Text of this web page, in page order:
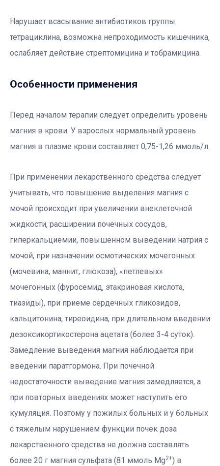
Нарушает всасывание антибиотиков группы
тетрациклина, возможна непроходимость кишечника,
ослабляет действие стрептомицина и тобрамицина.
Особенности применения
Перед началом терапии следует определить уровень
магния в крови. У взрослых нормальный уровень
магния в плазме крови составляет 0,75-1,26 ммоль/л.
При применении лекарственного средства следует
учитывать, что повышение выделения магния с
мочой происходит при увеличении внеклеточной
жидкости, расширении почечных сосудов,
гиперкальциемии, повышенном выведении натрия с
мочой, при назначении осмотических мочегонных
(мочевина, маннит, глюкоза), «петлевых»
мочегонных (фуросемид, этакриновая кислота,
тиазиды), при приеме сердечных гликозидов,
кальцитонина, тиреоидина, при длительном введении
дезоксикортикостерона ацетата (более 3-4 суток).
Замедление выведения магния наблюдается при
введении паратгормона. При почечной
недостаточности выведение магния замедляется, а
при повторных введениях может наступить его
кумуляция. Поэтому у пожилых больных и у больных
с тяжелым нарушением функции почек доза
лекарственного средства не должна составлять
более 20 г магния сульфата (81 ммоль Mg2+) в